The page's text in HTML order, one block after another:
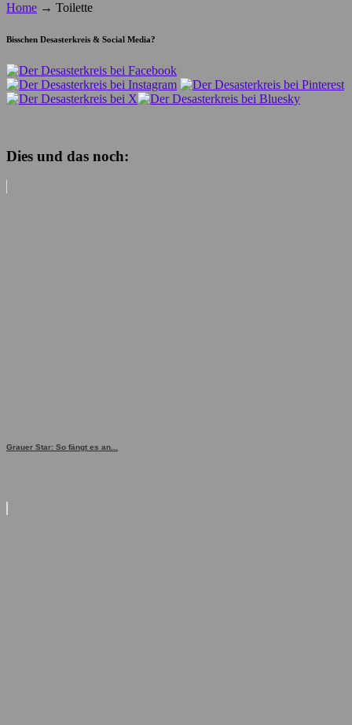
Home → Toilette
Bisschen Desasterkreis & Social Media?
Dies und das noch:
Grauer Star: So fängt es an...